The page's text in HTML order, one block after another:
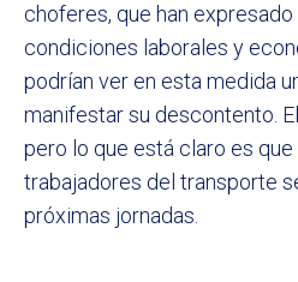
choferes, que han
condiciones laborales y
podrían ver en esta medida
manifestar su descontento.
pero lo que está claro es
trabajadores del transporte
próximas jornadas.